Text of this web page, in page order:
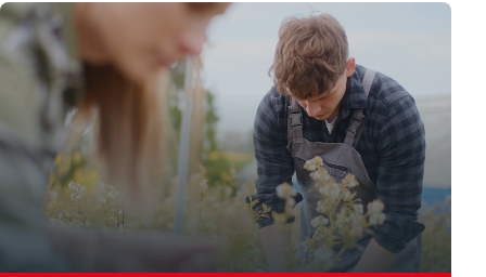
Preskočiť na obsah